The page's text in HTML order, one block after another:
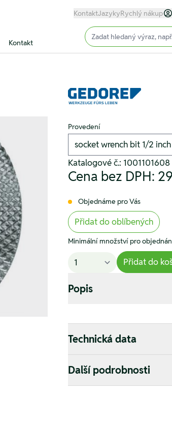
KontaktJazykyRychlý nákup
Kontakt
Input (text)
Provedení
Katalogové č.: 1001101608
Cena bez DPH:
Objednáme pro Vás
Přidat do oblíbených
Minimální množství pro
Přidat do
Popis
Technická data
Další podrobnosti